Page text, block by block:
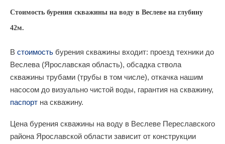
Стоимость бурения скважины на воду в Веслеве на глубину
42м.
В стоимость бурения скважины входит: проезд техники до
Веслева (Ярославская область), обсадка ствола
скважины трубами (трубы в том числе), откачка нашим
насосом до визуально чистой воды, гарантия на скважину,
паспорт на скважину.
Цена бурения скважины на воду в Веслеве Переславского
района Ярославской области зависит от конструкции